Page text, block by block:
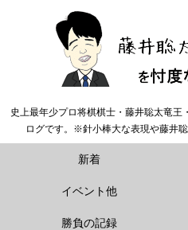
史上最年少プロ将棋棋士・藤井聡太竜
ログです。※針小棒大な表現や藤井
新着
イベント他
勝負の記録